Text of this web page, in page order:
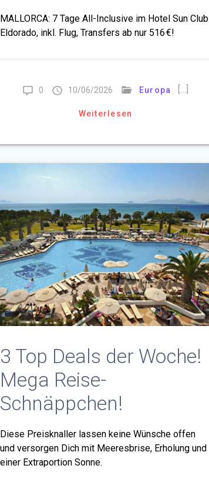
MALLORCA: 7 Tage All-Inclusive im Hotel Sun Club
Eldorado, inkl. Flug, Transfers ab nur 516 €!
0 10/06/2026 Europa […]
Weiterlesen
3 Top Deals der Woche!
Mega Reise-
Schnäppchen!
Diese Preisknaller lassen keine Wünsche offen
und versorgen Dich mit Meeresbrise, Erholung und
einer Extraportion Sonne.